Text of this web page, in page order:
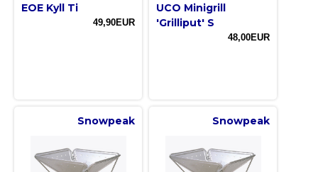
EOE Kyll Ti
49,90EUR
UCO Minigrill
'Grilliput' S
48,00EUR
Snowpeak Snowpeak